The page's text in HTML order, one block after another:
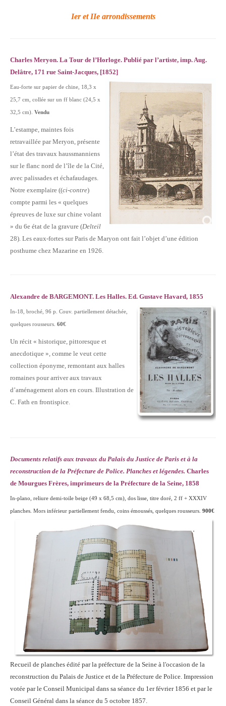
Ier et IIe arrondissements
Charles Meryon. La Tour de l’Horloge. Publié par l’artiste, imp. Aug.
Delâtre, 171 rue Saint-Jacques, [1852]
Eau-forte sur papier de chine, 18,3 x
25,7 cm, collée sur un ff blanc (24,5 x
32,5 cm). Vendu
L’estampe, maintes fois
retravaillée par Meryon, présente
l’état des travaux haussmanniens
sur le flanc nord de l’île de la Cité,
avec palissades et échafaudages.
Notre exemplaire ((ci-contre)
compte parmi les « quelques
épreuves de luxe sur chine volant
» du 6e état de la gravure (Delteil
28). Les eaux-fortes sur Paris de Maryon ont fait l’objet d’une édition
posthume chez Mazarine en 1926.
Alexandre de BARGEMONT. Les Halles. Ed. Gustave Havard, 1855
In-18, broché, 96 p. Couv. partiellement détachée,
quelques rousseurs. 60€
Un récit « historique, pittoresque et
anecdotique », comme le veut cette
collection éponyme, remontant aux halles
romaines pour arriver aux travaux
d’aménagement alors en cours. Illustration de
C. Fath en frontispice.
Documents relatifs aux travaux du Palais du Justice de Paris et à la
reconstruction de la Préfecture de Police. Planches et légendes. Charles
de Mourgues Frères, imprimeurs de la Préfecture de la Seine, 1858
In-plano, reliure demi-toile beige (49 x 68,5 cm), dos lisse, titre doré, 2 ff + XXXIV
planches. Mors inférieur partiellement fendu, coins émoussés, quelques rousseurs. 900€
Recueil de planches édité par la préfecture de la Seine à l'occasion de la
reconstruction du Palais de Justice et de la Préfecture de Police. Impression
votée par le Conseil Municipal dans sa séance du 1er février 1856 et par le
Conseil Général dans la séance du 5 octobre 1857.